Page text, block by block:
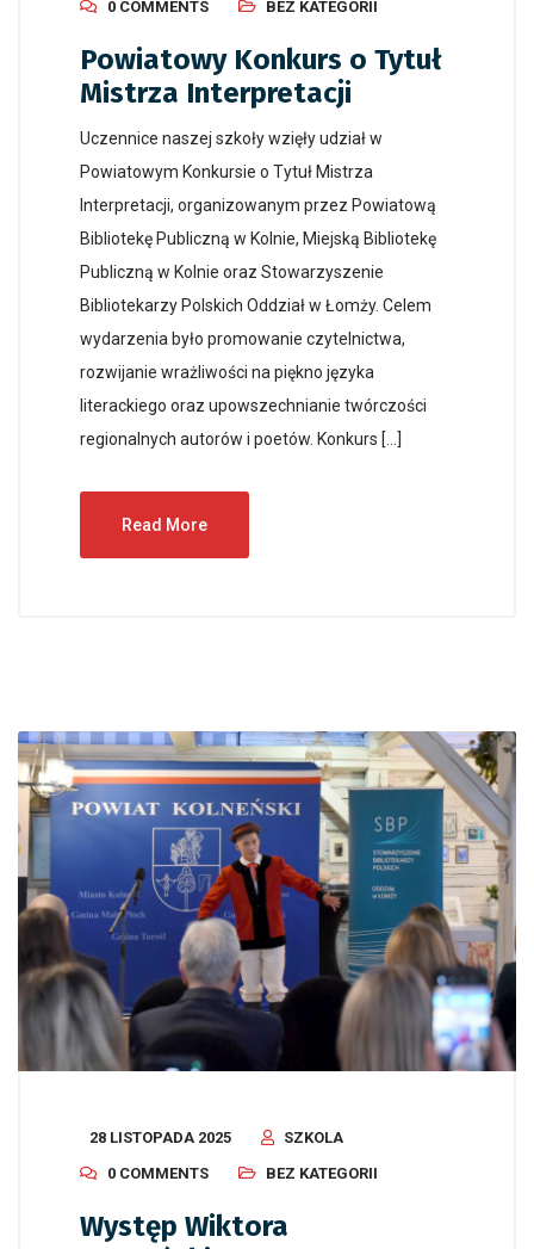
0 COMMENTS
BEZ KATEGORII
Powiatowy Konkurs o Tytuł
Mistrza Interpretacji
Uczennice naszej szkoły wzięły udział w
Powiatowym Konkursie o Tytuł Mistrza
Interpretacji, organizowanym przez Powiatową
Bibliotekę Publiczną w Kolnie, Miejską Bibliotekę
Publiczną w Kolnie oraz Stowarzyszenie
Bibliotekarzy Polskich Oddział w Łomży. Celem
wydarzenia było promowanie czytelnictwa,
rozwijanie wrażliwości na piękno języka
literackiego oraz upowszechnianie twórczości
regionalnych autorów i poetów. Konkurs […]
Read More
28 LISTOPADA 2025
SZKOLA
0 COMMENTS
BEZ KATEGORII
Występ Wiktora